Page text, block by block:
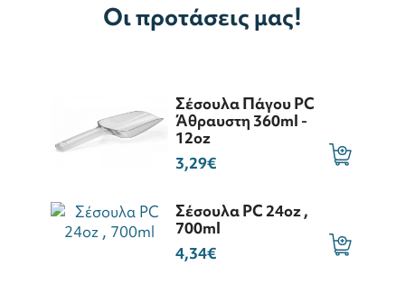
Οι προτάσεις μας!
Σέσουλα Πάγου ΡC
Άθραυστη 360ml -
12oz
3,29€
Σέσουλα PC 24oz ,
700ml
4,34€